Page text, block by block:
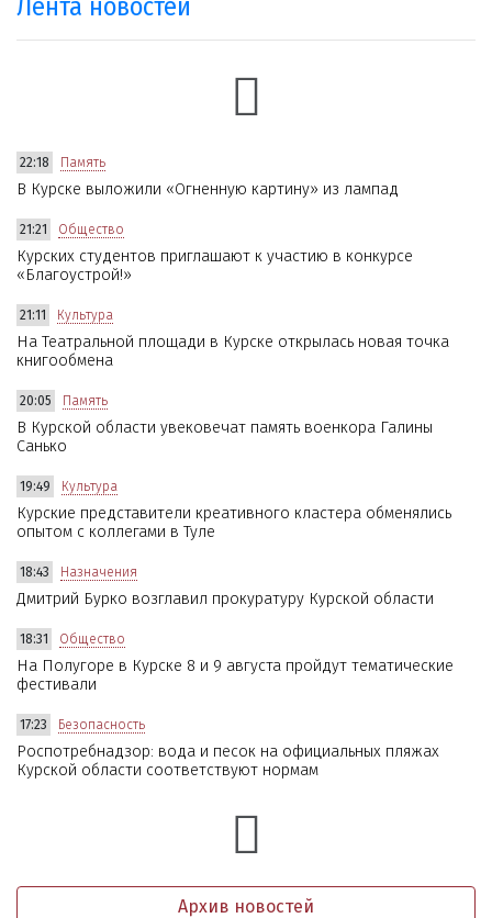
22:18 Память
В Курске выложили «Огненную картину» из лампад
21:21 Общество
Курских студентов приглашают к участию в конкурсе
«Благоустрой!»
21:11 Культура
На Театральной площади в Курске открылась новая точка
книгообмена
20:05 Память
В Курской области увековечат память военкора Галины
Санько
19:49 Культура
Курские представители креативного кластера обменялись
опытом с коллегами в Туле
18:43 Назначения
Дмитрий Бурко возглавил прокуратуру Курской области
18:31 Общество
На Полугоре в Курске 8 и 9 августа пройдут тематические
фестивали
17:23 Безопасность
Роспотребнадзор: вода и песок на официальных пляжах
Курской области соответствуют нормам
Архив новостей